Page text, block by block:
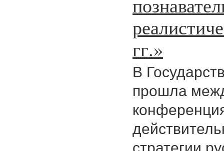
гг.»
В
прошла
стратегии